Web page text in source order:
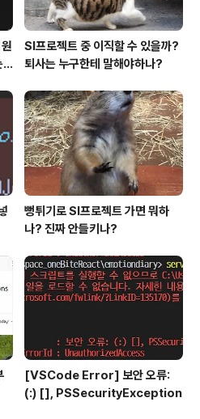
SI프로젝트 중 이직할 수 있을까?
퇴사는 누구한테 말해야하나?
뻥튀기로 SI프로젝트 가면 뭐하
나? 진짜 안들키나?
[VSCode Error] 보안 오류:
(:) [], PSSecurityException